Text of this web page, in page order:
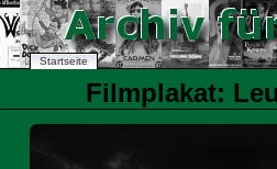
Startseite
Filmplakat: